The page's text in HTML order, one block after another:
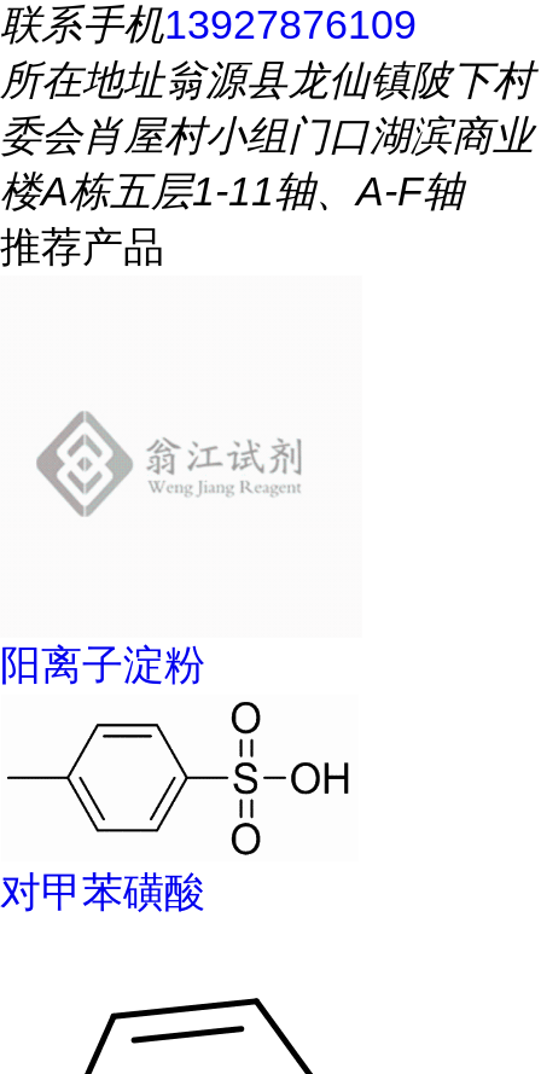
联系手机13927876109
所在地址翁源县龙仙镇陂下村
委会肖屋村小组门口湖滨商业
楼A栋五层1-11轴、A-F轴
推荐产品
阳离子淀粉
对甲苯磺酸